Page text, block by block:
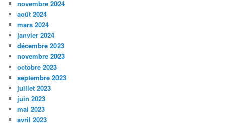
novembre 2024
août 2024
mars 2024
janvier 2024
décembre 2023
novembre 2023
octobre 2023
septembre 2023
juillet 2023
juin 2023
mai 2023
avril 2023